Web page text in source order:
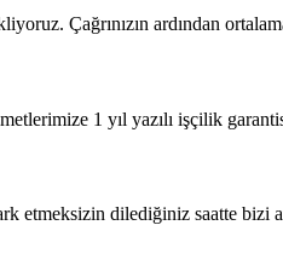
Çağrınızın ardından
1 yıl yazılı işçilik
etmeksizin dilediğiniz saatte bizi